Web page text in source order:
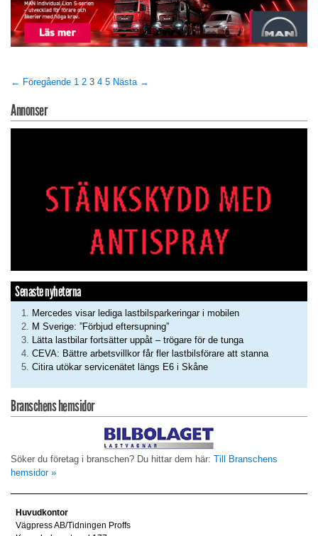
← Föregående 1 2 3 4 5 Nästa →
Annonser
Senaste nyheterna
Mercedes visar lediga lastbilsparkeringar i mobilen
M Sverige: ”Förbjud eftersupning”
Lätta lastbilar fortsätter uppåt – trögare för de tunga
CEVA: Bättre arbetsvillkor får fler lastbilsförare att stanna
Citira utökar servicenätet längs E6 i Skåne
Branschens hemsidor
Söker du företag i branschen? Du hittar dem här: Till Branschens
hemsidor »
Huvudkontor
Vägpress AB/Tidningen Proffs